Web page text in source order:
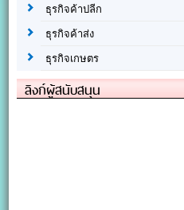
ธุรกิจค้าปลีก
ธุรกิจค้าส่ง
ธุรกิจเกษตร
ลิงก์ผู้สนับสนุน